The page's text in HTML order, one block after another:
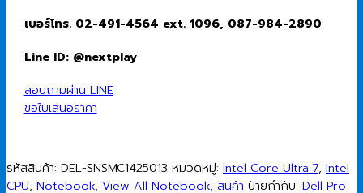
เบอร์โทร. 02-491-4564 ext. 1096, 087-984-2890
Line ID: @nextplay
สอบถามผ่าน LINE
ขอใบเสนอราคา
รหัสสินค้า: DEL-SNSMC1425013 หมวดหมู่: Intel Core Ultra 7, Intel
CPU, Notebook, View All Notebook, สินค้า ป้ายกำกับ: Dell Pro